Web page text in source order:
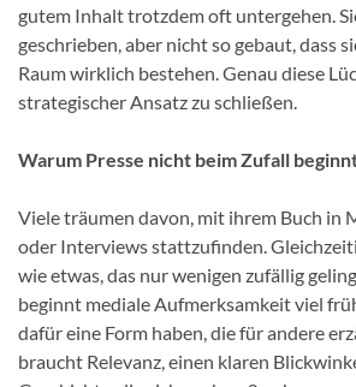
gutem Inhalt trotzdem oft untergehen.
geschrieben, aber nicht so gebaut, dass
Raum wirklich bestehen. Genau diese
strategischer Ansatz zu schließen.
Warum Presse nicht beim Zufall
Viele träumen davon, mit ihrem Buch in
oder Interviews stattzufinden.
wie etwas, das nur wenigen zufällig
beginnt mediale Aufmerksamkeit viel
dafür eine Form haben, die für andere
braucht Relevanz, einen klaren